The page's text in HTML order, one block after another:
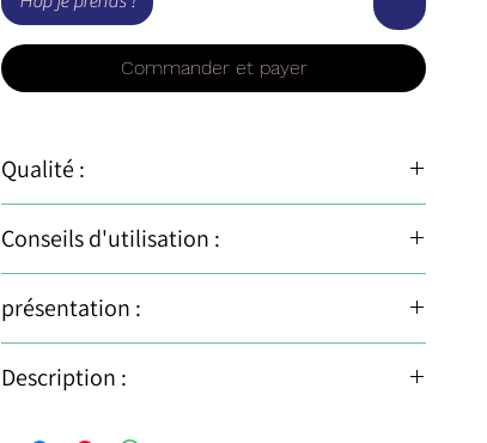
Commander et payer
Qualité :
Hydrolat issu de l'agriculture biologique contrôlée
:contrôle BE-BIO-01.
Distillé à l'eau de source, pur, naturel, sans
Odeur douce, florale et miellée
Conseils d'utilisation :
faites maison.
En lotion tonique: à utiliser pour les peaux
sensibles. Idéal pour tous les problèmes de peau,
présentation :
soin des bébés, à diluer dans l’eau du bain ou en
Description :